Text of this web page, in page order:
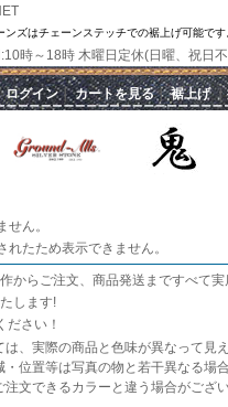
ズはチェーンステッチでの裾上げ可能です
時～18時 木曜日定休(日曜、祝日
ログイン｜カートを見る｜裾上げ｜
ん。
たため表示できません。
からご注文、商品発送まですべて
します!
ださい！
、実際の商品と色味が異なって見
位置等は写真の物と若干異なる場合
文できるカラーと違う場合がござ